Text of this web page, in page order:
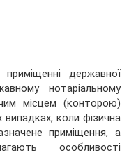
державної
нотаріальному
місцем (конторою)
випадках, коли фізична
приміщення, а
особливості